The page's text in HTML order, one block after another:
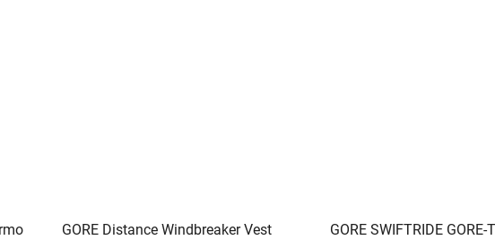
GORE Distance Windbreaker Vest
GORE SWIFTRIDE GORE-